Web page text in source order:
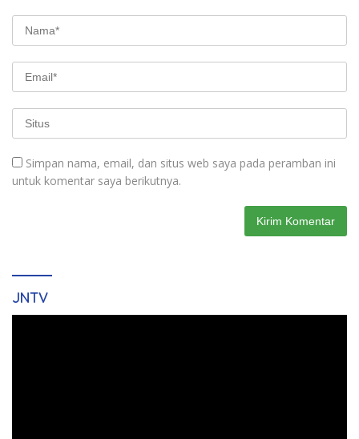
Simpan nama, email, dan situs web saya pada peramban ini
untuk komentar saya berikutnya.
JNTV